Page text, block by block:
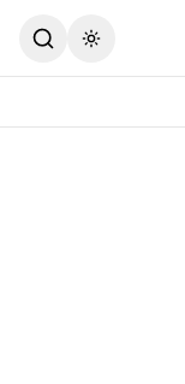
Toggle theme